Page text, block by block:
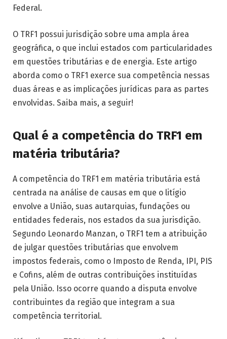
Federal.
O TRF1 possui jurisdição sobre uma ampla área
geográfica, o que inclui estados com particularidades
em questões tributárias e de energia. Este artigo
aborda como o TRF1 exerce sua competência nessas
duas áreas e as implicações jurídicas para as partes
envolvidas. Saiba mais, a seguir!
Qual é a competência do TRF1 em
matéria tributária?
A competência do TRF1 em matéria tributária está
centrada na análise de causas em que o litígio
envolve a União, suas autarquias, fundações ou
entidades federais, nos estados da sua jurisdição.
Segundo Leonardo Manzan, o TRF1 tem a atribuição
de julgar questões tributárias que envolvem
impostos federais, como o Imposto de Renda, IPI, PIS
e Cofins, além de outras contribuições instituídas
pela União. Isso ocorre quando a disputa envolve
contribuintes da região que integram a sua
competência territorial.